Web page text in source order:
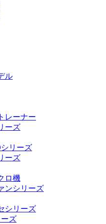
ル
レーナー
ーズ
リーズ
ーズ
ロ機
ンシリーズ
シリーズ
ズ